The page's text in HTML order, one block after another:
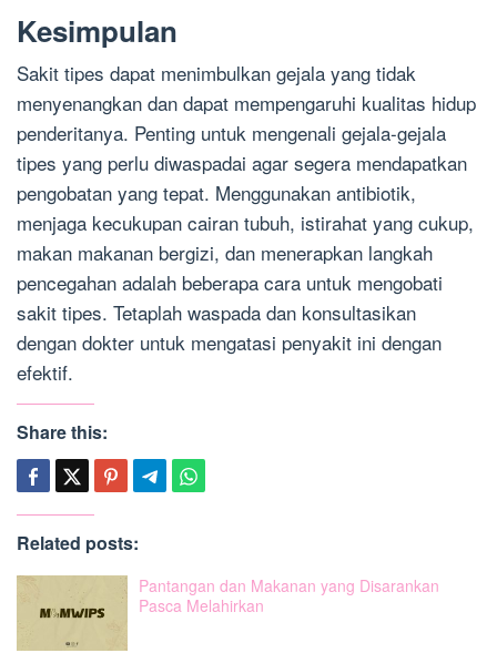
Kesimpulan
Sakit tipes dapat menimbulkan gejala yang tidak
menyenangkan dan dapat mempengaruhi kualitas hidup
penderitanya. Penting untuk mengenali gejala-gejala
tipes yang perlu diwaspadai agar segera mendapatkan
pengobatan yang tepat. Menggunakan antibiotik,
menjaga kecukupan cairan tubuh, istirahat yang cukup,
makan makanan bergizi, dan menerapkan langkah
pencegahan adalah beberapa cara untuk mengobati
sakit tipes. Tetaplah waspada dan konsultasikan
dengan dokter untuk mengatasi penyakit ini dengan
efektif.
Share this:
Related posts:
Pantangan dan Makanan yang Disarankan
Pasca Melahirkan